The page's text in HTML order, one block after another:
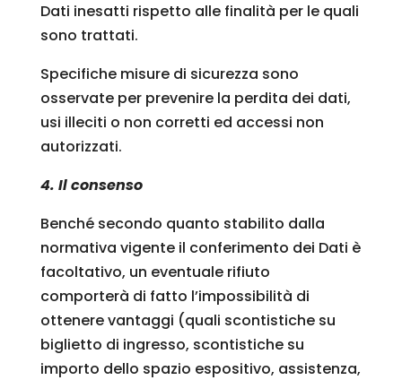
Dati inesatti rispetto alle finalità per le quali
sono trattati.
Specifiche misure di sicurezza sono
osservate per prevenire la perdita dei dati,
usi illeciti o non corretti ed accessi non
autorizzati.
4. Il consenso
Benché secondo quanto stabilito dalla
normativa vigente il conferimento dei Dati è
facoltativo, un eventuale rifiuto
comporterà di fatto l’impossibilità di
ottenere vantaggi (quali scontistiche su
biglietto di ingresso, scontistiche su
importo dello spazio espositivo, assistenza,